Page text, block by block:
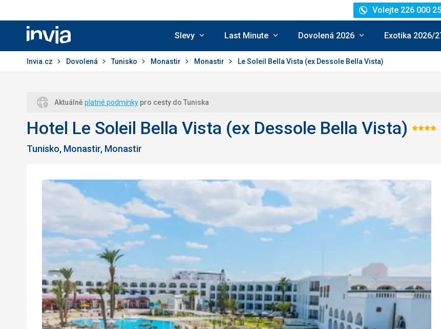
Invia.cz
Volejte 226 000
Slevy Last Minute Dovolená 2026 Exotika 2026/
Invia.cz Dovolená Tunisko Monastir Monastir Le Soleil Bella Vista (ex Dessole Bella Vista)
Aktuálně platné podmínky pro cesty do Tuniska
Hotel Le Soleil Bella Vista (ex Dessole Bella Vista)
Tunisko, Monastir, Monastir